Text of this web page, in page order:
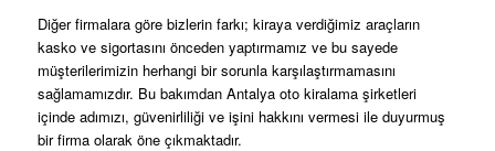
Diğer firmalara göre bizlerin farkı; kiraya verdiğimiz araçların
kasko ve sigortasını önceden yaptırmamız ve bu sayede
müşterilerimizin herhangi bir sorunla karşılaştırmamasını
sağlamamızdır. Bu bakımdan Antalya oto kiralama şirketleri
içinde adımızı, güvenirliliği ve işini hakkını vermesi ile duyurmuş
bir firma olarak öne çıkmaktadır.